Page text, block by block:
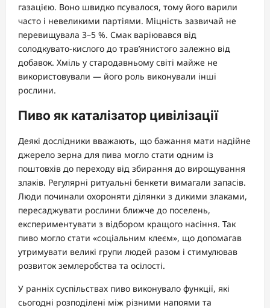
газацією. Воно швидко псувалося, тому його варили
часто і невеликими партіями. Міцність зазвичай не
перевищувала 3–5 %. Смак варіювався від
солодкувато-кислого до трав’янистого залежно від
добавок. Хміль у стародавньому світі майже не
використовували — його роль виконували інші
рослини.
Пиво як каталізатор цивілізації
Деякі дослідники вважають, що бажання мати надійне
джерело зерна для пива могло стати одним із
поштовхів до переходу від збирання до вирощування
злаків. Регулярні ритуальні бенкети вимагали запасів.
Люди починали охороняти ділянки з дикими злаками,
пересаджувати рослини ближче до поселень,
експериментувати з відбором кращого насіння. Так
пиво могло стати «соціальним клеєм», що допомагав
утримувати великі групи людей разом і стимулював
розвиток землеробства та осілості.
У ранніх суспільствах пиво виконувало функції, які
сьогодні розподілені між різними напоями та